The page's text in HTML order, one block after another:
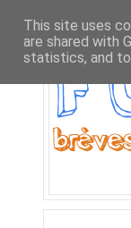
This site uses
are shared with
statistics, and